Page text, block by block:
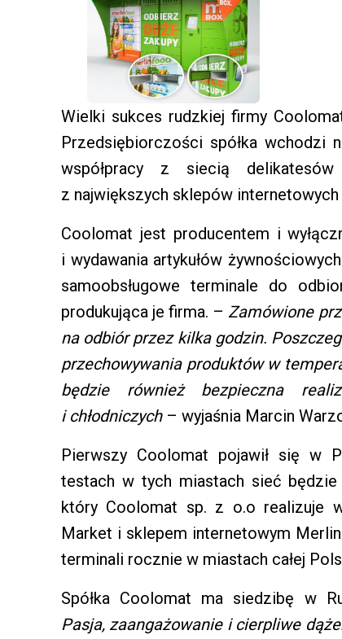
Wielki sukces rudzkiej firmy
Przedsiębiorczości spółka wchodzi
współpracy z siecią
z największych sklepów
Coolomat jest producentem i
i wydawania artykułów
samoobsługowe terminale do
produkująca je firma. – Zamówione
na odbiór przez kilka godzin.
przechowywania produktów w
będzie również bezpieczna
i chłodniczych– wyjaśnia Marcin
Pierwszy Coolomat pojawił się w
testach w tych miastach sieć
który Coolomat sp. z o.o realizuje
Market i sklepem internetowym
terminali rocznie w miastach całej
Spółka Coolomat ma siedzibę w
Pasja, zaangażowanie i cierpliwe